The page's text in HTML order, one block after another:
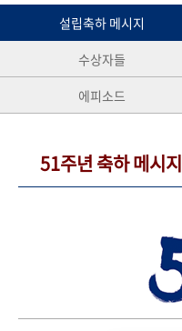
설립축하 메시지
수상자들
에피소드
51주년 축하 메시지